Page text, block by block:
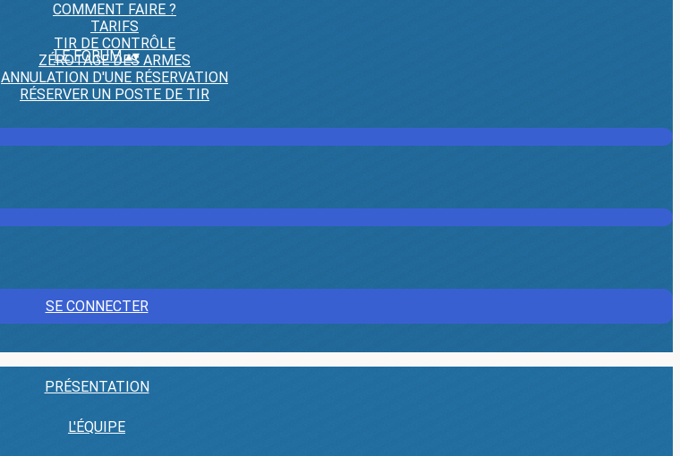
COMMENT FAIRE ?
TARIFS
TIR DE CONTRÔLE
ZÉROTAGE DES ARMES
ANNULATION D'UNE RÉSERVATION
RÉSERVER UN POSTE DE TIR
LE FORUM▴▾
SE CONNECTER
PRÉSENTATION
L'ÉQUIPE